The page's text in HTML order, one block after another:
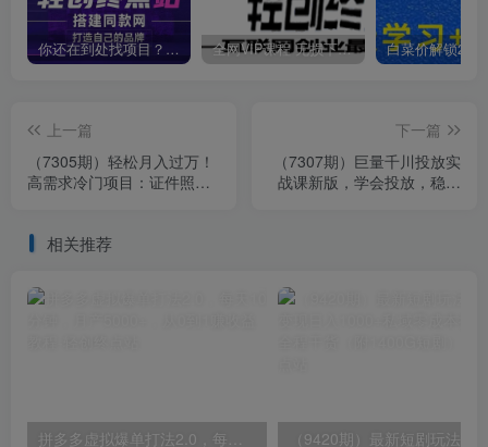
你还在到处找项目？还在当韭菜？我靠卖项目一个月收入5万+，曾经我也是个失败者。 全网VIP课程 无损下载~
上一篇
（7305期）轻松月入过万！
高需求冷门项目：证件照定
下一篇
（7307期）巨量千川投放实
战课新版，学会投放，稳定
相关推荐